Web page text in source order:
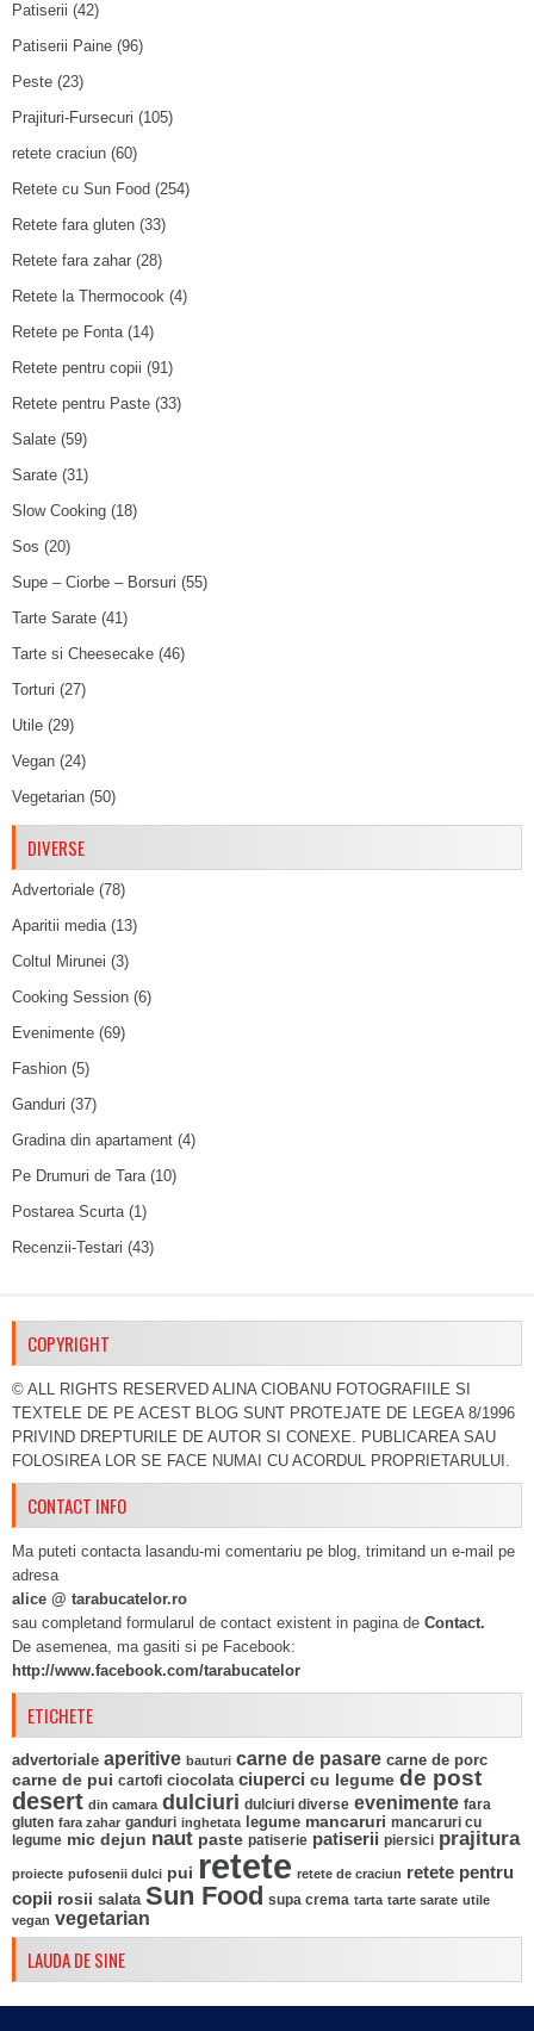
Patiserii (42)
Patiserii Paine (96)
Peste (23)
Prajituri-Fursecuri (105)
retete craciun (60)
Retete cu Sun Food (254)
Retete fara gluten (33)
Retete fara zahar (28)
Retete la Thermocook (4)
Retete pe Fonta(14)
Retete pentru copii (91)
Retete pentru Paste (33)
Salate (59)
Sarate (31)
Slow Cooking (18)
Sos (20)
Supe – Ciorbe – Borsuri (55)
Tarte Sarate (41)
Tarte si Cheesecake (46)
Torturi (27)
Utile (29)
Vegan (24)
Vegetarian (50)
DIVERSE
Advertoriale (78)
Aparitii media(13)
Coltul Mirunei (3)
Cooking Session (6)
Evenimente (69)
Fashion (5)
Ganduri (37)
Gradina din apartament (4)
Pe Drumuri de Tara(10)
Postarea Scurta(1)
Recenzii-Testari (43)
COPYRIGHT
© ALL RIGHTS RESERVED ALINA CIOBANU FOTOGRAFIILE SI
TEXTELE DE PE ACEST BLOG SUNT PROTEJATE DE LEGEA 8/1996
PRIVIND DREPTURILE DE AUTOR SI CONEXE. PUBLICAREA SAU
FOLOSIREA LOR SE FACE NUMAI CU ACORDUL PROPRIETARULUI.
CONTACT INFO
Ma puteti contacta lasandu-mi comentariu pe blog, trimitand un e-mail pe
adresa
alice @ tarabucatelor.ro
sau completand formularul de contact existent in pagina de Contact.
De asemenea, ma gasiti si pe Facebook:
http://www.facebook.com/tarabucatelor
ETICHETE
advertoriale aperitive bauturi carne de pasare carne de porc
carne de pui cartofi ciocolata ciuperci cu legume de post
desert din camara dulciuri dulciuri diverse evenimente fara
gluten fara zahar ganduri inghetata legume mancaruri mancaruri cu
legume mic dejun naut paste patiserie patiserii piersici prajitura
proiecte pufosenii dulci pui retete retete de craciun retete pentru
copii rosii salata Sun Food supa crema tarta tarte sarate utile
vegan vegetarian
LAUDA DE SINE